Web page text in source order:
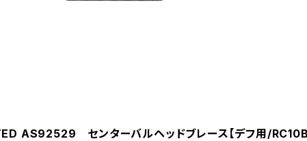
AS92529 センターバルヘッドブレース【デフ用/